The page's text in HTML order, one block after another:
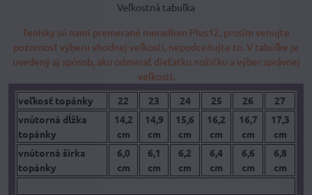
Veľkostná tabuľka
Tenisky sú nami premerané meradlom Plus12, prosím venujte
pozornosť výberu vhodnej veľkosti, nepodceňujte to. V tabuľke je
uvedený aj spôsob, ako odmerať dieťatku nožičku a výber správnej
veľkosti.
veľkosť topánky
22 23 24 25 26
27
vnútorná dĺžka
topánky
14,2
cm
14,9
cm
15,6
cm
16,2
cm
16,7
cm
17,3
cm
vnútorná šírka
topánky
6,0
cm
6,1
cm
6,2
cm
6,4
cm
6,6
cm
6,8
cm